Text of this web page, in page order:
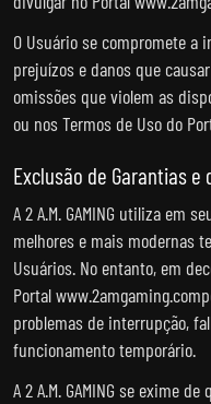
O Usuário se compromete a
prejuízos e danos que
omissões que violem as
ou nos Termos de Uso do
Exclusão de Garantias e
A 2 A.M. GAMING utiliza em
melhores e mais modernas
Usuários. No entanto, em
Portal
problemas de interrupção,
funcionamento temporário.
A 2 A.M. GAMING se exime